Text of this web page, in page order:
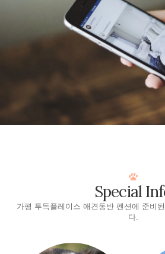
Special
가평 투독플레이스 애견동반 펜션에 준비
다.